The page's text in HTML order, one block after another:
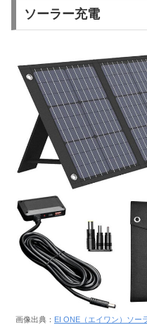
ソーラー充電
画像出典： EI ONE（エイワン）ソ